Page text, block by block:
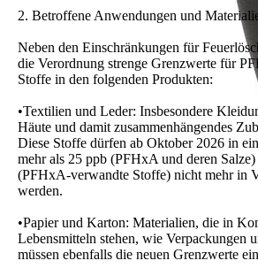
2. Betroffene Anwendungen und
Neben den Einschränkungen für
die Verordnung strenge Grenzwerte für
Stoffe in den folgenden Produkten:
•Textilien und Leder: Insbesondere
Häute und damit zusammenhängendes
Diese Stoffe dürfen ab Oktober 2026 in
mehr als 25 ppb (PFHxA und deren
(PFHxA-verwandte Stoffe) nicht mehr in
werden.
•Papier und Karton: Materialien, die in
Lebensmitteln stehen, wie Verpackungen
müssen ebenfalls die neuen Grenzwerte